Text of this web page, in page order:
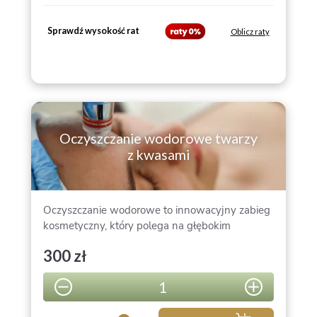
dobranego do potrzeb skóry.
Sprawdź wysokość rat Oblicz raty
Oczyszczanie wodorowe twarzy
z kwasami
Oczyszczanie wodorowe to innowacyjny zabieg
kosmetyczny, który polega na głębokim
aktywnego wodoru. Zabieg oczyszczania
wodorowego obejmuje profesjonalny demakijaż
+ wodorowe oczyszczenie skóry +
hydrokwasowa dermabrazja + aplikacja kremu
300 zł
1